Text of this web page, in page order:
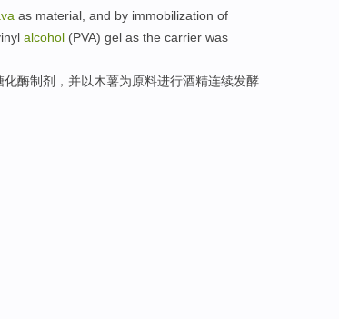
as material and by immobilization of
alcohol (PVA) gel as the carrier was
化酶制剂 ， 并以木薯为原料进行酒精连续发酵